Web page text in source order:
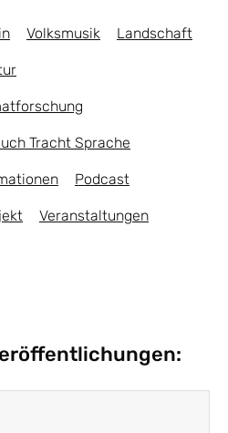
Volksmusik Landschaft
Tracht Sprache
Podcast
Veranstaltungen